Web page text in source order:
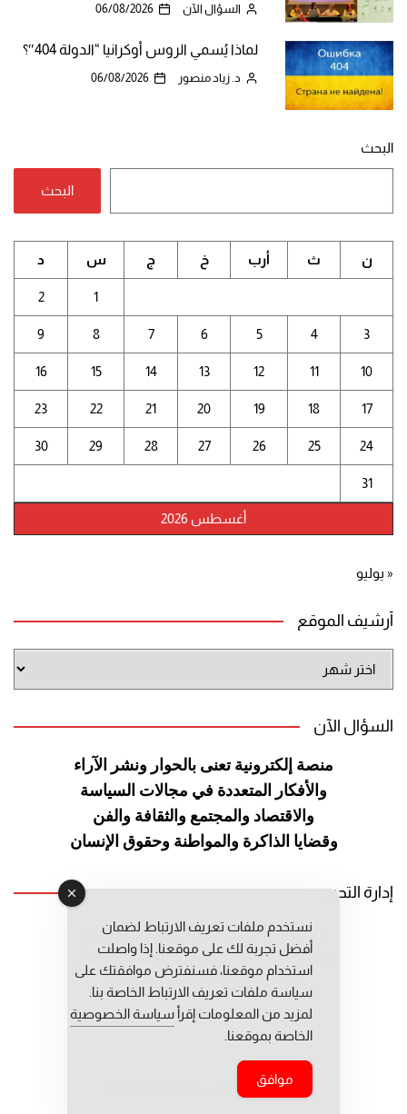
السؤال الآن 06/08/2026
لماذا يُسمي الروس أوكرانيا “الدولة 404″؟
د. زياد منصور 06/08/2026
البحث
البحث
أغسطس 2026
ن ث أرب خ ج س د
1
2
3
4
5
6
7
8
9
10
11
12
13
14
15
16
17
18
19
20
21
22
23
24
25
26
27
28
29
30
31
« يوليو
أرشيف الموقع
الموقع
السؤال الآن
منصة إلكترونية تعنى بالحوار ونشر
الآراء
والأفكار المتعددة في مجالات السياسة
والاقتصاد والمجتمع والثقافة والفن
وقضايا الذاكرة والمواطنة وحقوق الإنسان
إدارة التحرير
رئيس التحرير: عبد الرحيم التوراني
رئيس التحرير المساعد: المعطي قبال
مديرة التحرير: فاطمة حوحو
جميع حقوق النشر محفوظة © 2026
نستخدم ملفات تعريف الارتباط لضمان
أفضل تجربة لك على موقعنا. إذا واصلت
استخدام موقعنا، فسنفترض موافقتك على
سياسة ملفات تعريف الارتباط الخاصة بنا.
لمزيد من المعلومات إقرأ سياسة الخصوصية
الخاصة بموقعنا.
موافق